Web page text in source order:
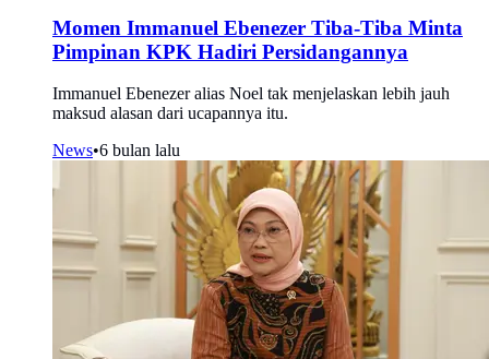
Momen Immanuel Ebenezer Tiba-Tiba Minta
Pimpinan KPK Hadiri Persidangannya
Immanuel Ebenezer alias Noel tak menjelaskan lebih jauh
maksud alasan dari ucapannya itu.
News•6 bulan lalu